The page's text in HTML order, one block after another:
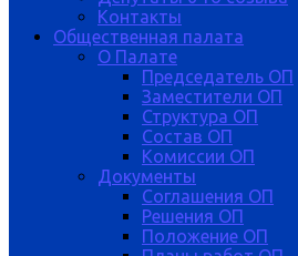
Контакты
Общественная палата
О Палате
Председатель ОП
Заместители ОП
Структура ОП
Состав ОП
Комиссии ОП
Документы
Соглашения ОП
Решения ОП
Положение ОП